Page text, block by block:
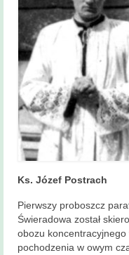
Ks. Józef Postrach
Pierwszy proboszcz
Świeradowa został
obozu koncentracyjnego
pochodzenia w owym